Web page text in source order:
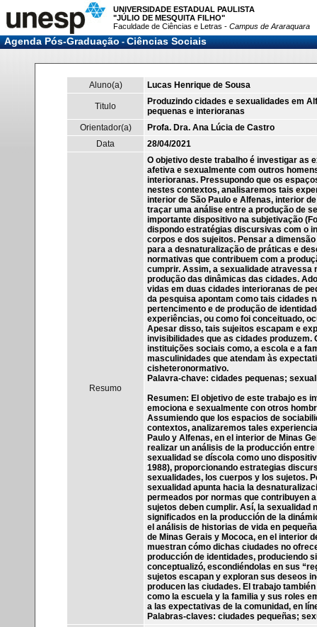
UNIVERSIDADE ESTADUAL PAULISTA
"JÚLIO DE MESQUITA FILHO"
Faculdade de Ciências e Letras - Campus de Araraquara
Agenda Pós-Graduação-Ciências Sociais
Aluno(a) Lucas Henrique de Sousa
Titulo
Produzindo cidades e sexualidades em
pequenas e interioranas
Orientador(a)
Profa. Dra. Ana Lúcia de Castro
Data
28/04/2021
Resumo
O objetivo deste trabalho é investigar as
afetiva e sexualmente com outros
interioranas. Pressupondo que os
nestes contextos, analisaremos tais
interior de São Paulo e Alfenas, interior
traçar uma análise entre a produção de
importante dispositivo na subjetivação
dispondo estratégias discursivas com o
corpos e dos sujeitos. Pensar a
para a desnaturalização de práticas e
normativas que contribuem com a
cumprir. Assim, a sexualidade atravessa
produção das dinâmicas das cidades.
vidas em duas cidades interioranas de
da pesquisa apontam como tais cidades
pertencimento e de produção de
experiências, ou como foi conceituado,
Apesar disso, tais sujeitos escapam e
invisibilidades que as cidades produzem.
instituições sociais como, a escola e a
masculinidades que atendam às
cisheteronormativo.
Palavra-chave: cidades pequenas;
Resumen: El objetivo de este trabajo es
emociona e sexualmente con otros
Assumiendo que los espacios de
contextos, analizaremos tales
Paulo y Alfenas, en el interior de Minas
realizar un análisis de la producción
sexualidad se díscola como uno
1988), proporcionando estrategias
sexualidades, los cuerpos y los sujetos.
sexualidad apunta hacia la
permeados por normas que contribuyen
sujetos deben cumplir. Así, la sexualidad
significados en la producción de la
el análisis de historias de vida en
de Minas Gerais y Mococa, en el interior
muestran cómo dichas ciudades no
producción de identidades, produciendo
conceptualizó, escondiéndolas en sus
sujetos escapan y exploran sus deseos
producen las ciudades. El trabajo
como la escuela y la familia y sus roles
a las expectativas de la comunidad, en
Palabras-claves: ciudades pequeñas;